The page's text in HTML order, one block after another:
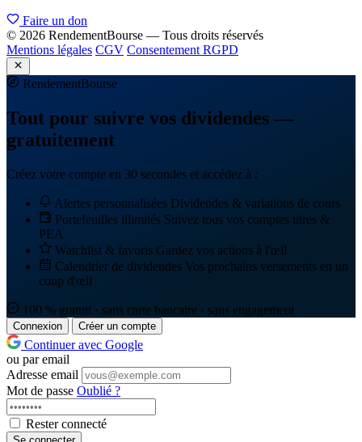
Faire un don
© 2026 RendementBourse — Tous droits réservés
Mentions légales CGV Consentement RGPD
RendementBourse
Tout pour suivre vos dividendes —
gratuitement
Créez votre compte en 30 secondes et accédez à :
Alertes personnalisées Dividendes & variations de cours
Portefeuilles illimités Suivez tous vos comptes titres &
PEA
Watchlist & favoris Gardez vos actions à l'œil
Calendrier de dividendes Vos prochains versements en un
coup d'œil
100 % gratuit · sans carte bancaire · sans engagement
Connexion Créer un compte
Continuer avec Google
ou par email
Adresse email
Mot de passe Oublié ?
Rester connecté